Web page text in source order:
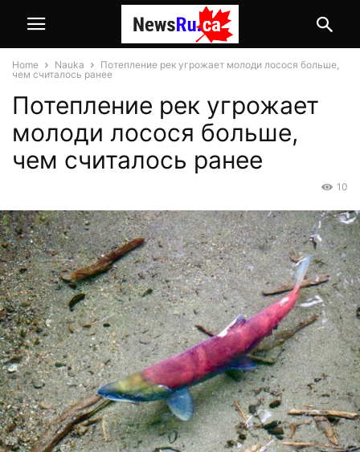
Home Nauka
Потепление рек угрожает молоди лосося больше,
чем считалось ранее
Потепление рек угрожает
молоди лосося больше,
чем считалось ранее
10